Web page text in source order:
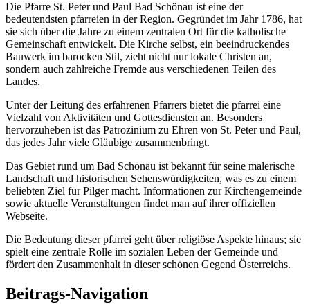
Die Pfarre St. Peter und Paul Bad Schönau ist eine der
bedeutendsten pfarreien in der Region. Gegründet im Jahr 1786, hat
sie sich über die Jahre zu einem zentralen Ort für die katholische
Gemeinschaft entwickelt. Die Kirche selbst, ein beeindruckendes
Bauwerk im barocken Stil, zieht nicht nur lokale Christen an,
sondern auch zahlreiche Fremde aus verschiedenen Teilen des
Landes.
Unter der Leitung des erfahrenen Pfarrers bietet die pfarrei eine
Vielzahl von Aktivitäten und Gottesdiensten an. Besonders
hervorzuheben ist das Patrozinium zu Ehren von St. Peter und Paul,
das jedes Jahr viele Gläubige zusammenbringt.
Das Gebiet rund um Bad Schönau ist bekannt für seine malerische
Landschaft und historischen Sehenswürdigkeiten, was es zu einem
beliebten Ziel für Pilger macht. Informationen zur Kirchengemeinde
sowie aktuelle Veranstaltungen findet man auf ihrer offiziellen
Webseite.
Die Bedeutung dieser pfarrei geht über religiöse Aspekte hinaus; sie
spielt eine zentrale Rolle im sozialen Leben der Gemeinde und
fördert den Zusammenhalt in dieser schönen Gegend Österreichs.
Beitrags-Navigation